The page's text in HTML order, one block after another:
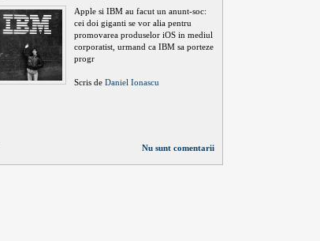
Apple si IBM au facut un anunt-soc:
cei doi giganti se vor alia pentru
promovarea produselor iOS in mediul
corporatist, urmand ca IBM sa porteze
progr
Scris de Daniel Ionascu
Nu sunt comentarii